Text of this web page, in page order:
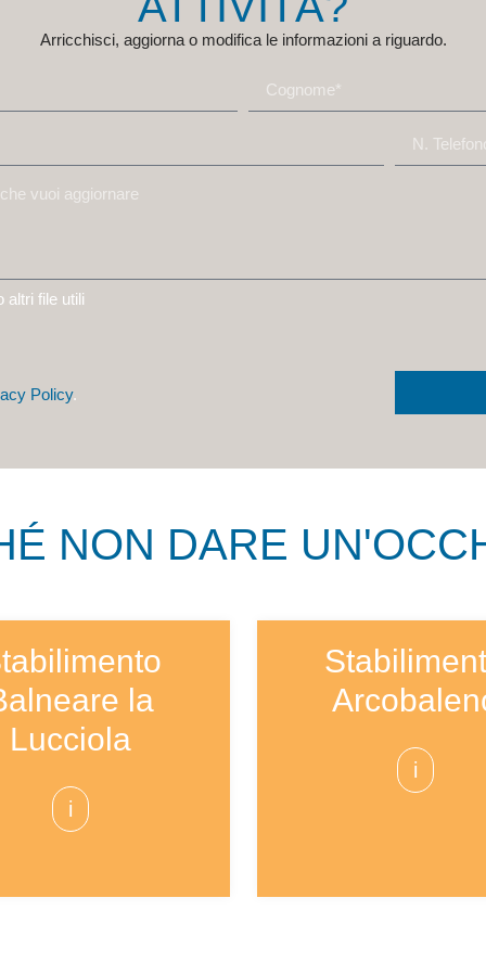
Arricchisci, aggiorna o modifica le informazioni a riguardo.
altri file utili
Policy.
NON DARE
la
Lucciola
i
i